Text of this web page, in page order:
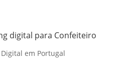
digital para Confeiteiro
em Portugal